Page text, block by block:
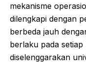
mekanisme
dilengkapi dengan
berbeda jauh
berlaku pada
diselenggarakan